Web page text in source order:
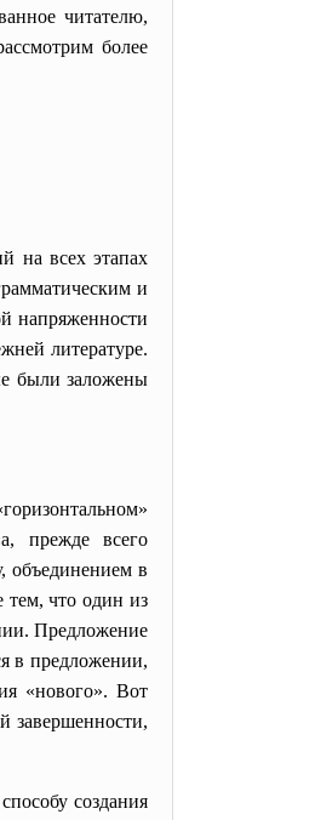
читателю,
более
на всех этапах
и
напряженности
литературе.
были заложены
прежде всего
объединением в
тем, что один из
Предложение
в предложении,
«нового». Вот
завершенности,
создания